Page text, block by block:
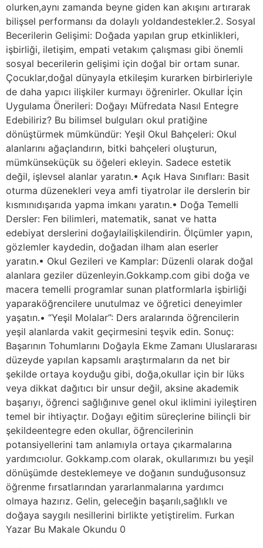
olurken,aynı zamanda beyne giden kan akışını artırarak
bilişsel performansı da dolaylı yoldandestekler.2. Sosyal
Becerilerin Gelişimi: Doğada yapılan grup etkinlikleri,
işbirliği, iletişim, empati vetakım çalışması gibi önemli
sosyal becerilerin gelişimi için doğal bir ortam sunar.
Çocuklar,doğal dünyayla etkileşim kurarken birbirleriyle
de daha yapıcı ilişkiler kurmayı öğrenirler. Okullar İçin
Uygulama Önerileri: Doğayı Müfredata Nasıl Entegre
Edebiliriz? Bu bilimsel bulguları okul pratiğine
dönüştürmek mümkündür: Yeşil Okul Bahçeleri: Okul
alanlarını ağaçlandırın, bitki bahçeleri oluşturun,
mümkünseküçük su öğeleri ekleyin. Sadece estetik
değil, işlevsel alanlar yaratın.• Açık Hava Sınıfları: Basit
oturma düzenekleri veya amfi tiyatrolar ile derslerin bir
kısmınıdışarıda yapma imkanı yaratın.• Doğa Temelli
Dersler: Fen bilimleri, matematik, sanat ve hatta
edebiyat derslerini doğaylailişkilendirin. Ölçümler yapın,
gözlemler kaydedin, doğadan ilham alan eserler
yaratın.• Okul Gezileri ve Kamplar: Düzenli olarak doğal
alanlara geziler düzenleyin.Gokkamp.com gibi doğa ve
macera temelli programlar sunan platformlarla işbirliği
yaparaköğrencilere unutulmaz ve öğretici deneyimler
yaşatın.• “Yeşil Molalar”: Ders aralarında öğrencilerin
yeşil alanlarda vakit geçirmesini teşvik edin. Sonuç:
Başarının Tohumlarını Doğayla Ekme Zamanı Uluslararası
düzeyde yapılan kapsamlı araştırmaların da net bir
şekilde ortaya koyduğu gibi, doğa,okullar için bir lüks
veya dikkat dağıtıcı bir unsur değil, aksine akademik
başarıyı, öğrenci sağlığınıve genel okul iklimini iyileştiren
temel bir ihtiyaçtır. Doğayı eğitim süreçlerine bilinçli bir
şekildeentegre eden okullar, öğrencilerinin
potansiyellerini tam anlamıyla ortaya çıkarmalarına
yardımcıolur. Gokkamp.com olarak, okullarımızı bu yeşil
dönüşümde desteklemeye ve doğanın sunduğusonsuz
öğrenme fırsatlarından yararlanmalarına yardımcı
olmaya hazırız. Gelin, geleceğin başarılı,sağlıklı ve
doğaya saygılı nesillerini birlikte yetiştirelim. Furkan
Yazar Bu Makale Okundu 0